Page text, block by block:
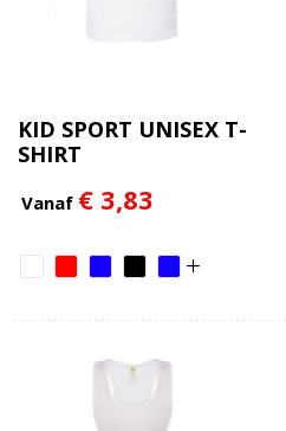
KID SPORT UNISEX T-
SHIRT
Vanaf € 3,83